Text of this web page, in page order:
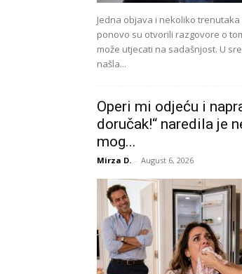
Jedna objava i nekoliko
ponovo su otvorili razgovore o
može utjecati na sadašnjost. U
našla...
Operi mi odjeću i
doručak!“ naredila je
mog...
Mirza D. - August 6, 2026